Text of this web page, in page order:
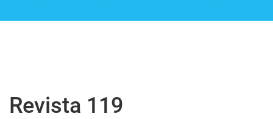
Revista 119